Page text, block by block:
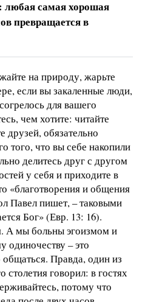
любая самая хорошая
превращается в
на природу, жарьте
если вы закаленные люди,
для вашего
чем хотите: читайте
обязательно
того, что вы себе накопили
делитесь друг с другом
у себя и приходите в
«благотворения и общения
Павел пишет, – таковыми
Бог» (Евр. 13: 16).
А мы больны эгоизмом и
одиночеству – это
Правда, один из
говорил: в гостях
потому что